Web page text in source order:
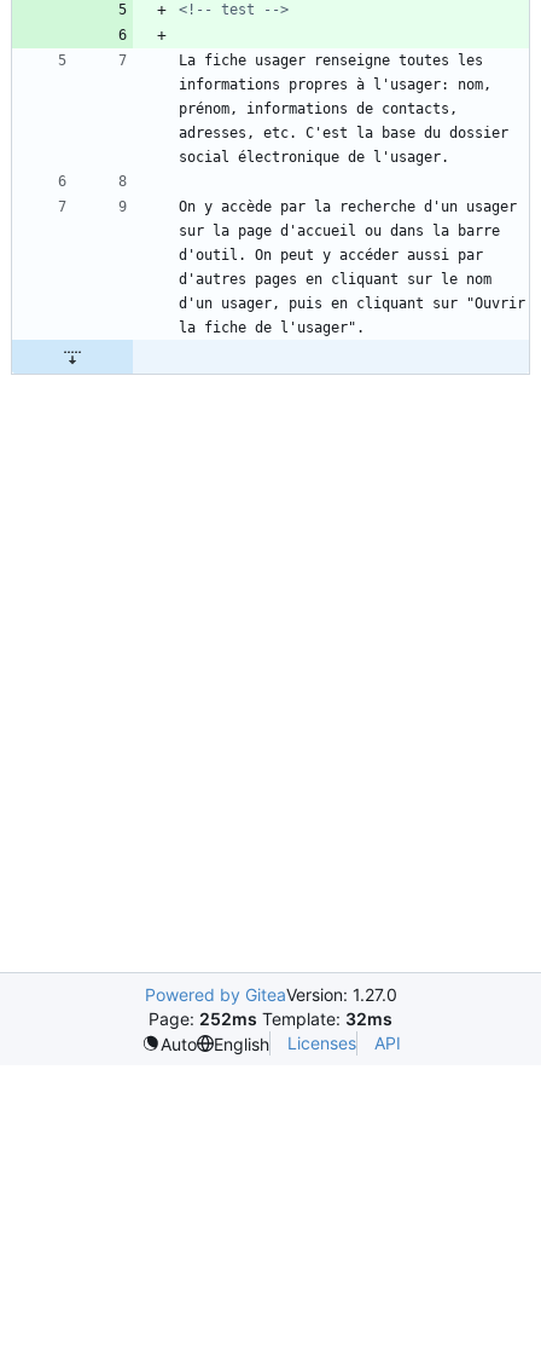
<!-- test -->
La fiche usager renseigne toutes les
informations propres à l'usager: nom,
prénom, informations de contacts,
adresses, etc. C'est la base du dossier
On y accède par la recherche d'un usager
sur la page d'accueil ou dans la barre
d'outil. On peut y accéder aussi par
d'autres pages en cliquant sur le nom
d'un usager, puis en cliquant sur "Ouvrir
Powered by GiteaVersion: 1.27.0
Page: 252ms Template: 32ms
Auto
English Licenses API